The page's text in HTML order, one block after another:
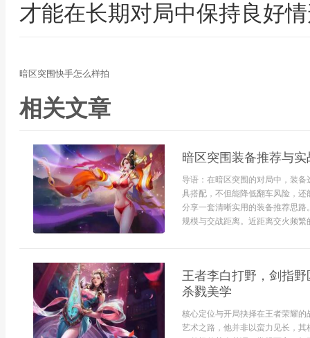
才能在长期对局中保持良好
暗区突围快手怎么样拍
相关文章
暗区突围装备推荐与
导语：在暗区突围的对局中，装
具搭配，不但能降低翻车风险，
分享一套清晰实用的装备推荐思
规模与交战距离。近距离交火频繁
王者李白打野，剑指
杀戮美学
核心定位与开局抉择在王者荣耀
艺术之路，他并非以蛮力见长，